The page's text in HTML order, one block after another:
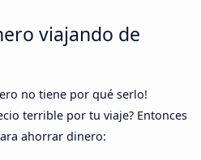
viajando de
no tiene por qué serlo!
terrible por tu viaje? Entonces
ahorrar dinero: